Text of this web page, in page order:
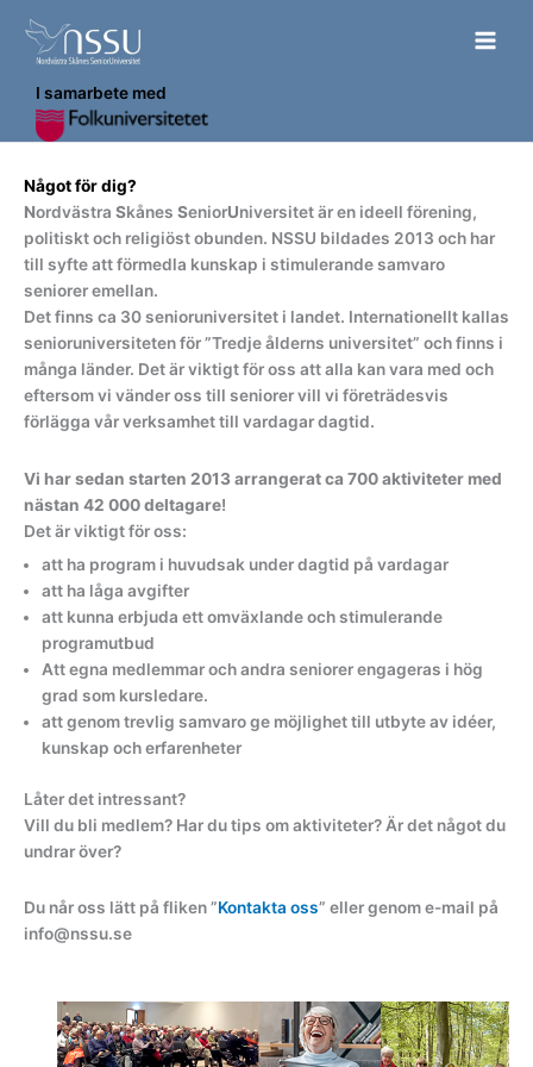
innehåll
I samarbete med
Något för dig?
Nordvästra Skånes SeniorUniversitet är en ideell förening,
politiskt och religiöst obunden. NSSU bildades 2013 och har
till syfte att förmedla kunskap i stimulerande samvaro
seniorer emellan.
Det finns ca 30 senioruniversitet i landet. Internationellt kallas
senioruniversiteten för ”Tredje ålderns universitet” och finns i
många länder. Det är viktigt för oss att alla kan vara med och
eftersom vi vänder oss till seniorer vill vi företrädesvis
förlägga vår verksamhet till vardagar dagtid.
Vi har sedan starten 2013 arrangerat ca 700 aktiviteter med
nästan 42 000 deltagare!
Det är viktigt för oss:
att ha program i huvudsak under dagtid på vardagar
att ha låga avgifter
att kunna erbjuda ett omväxlande och stimulerande
programutbud
Att egna medlemmar och andra seniorer engageras i hög
grad som kursledare.
att genom trevlig samvaro ge möjlighet till utbyte av idéer,
kunskap och erfarenheter
Låter det intressant?
Vill du bli medlem? Har du tips om aktiviteter? Är det något du
undrar över?
Du når oss lätt på fliken ”Kontakta oss” eller genom e-mail på
info@nssu.se